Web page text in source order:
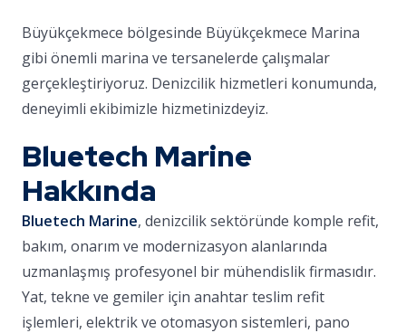
Büyükçekmece bölgesinde Büyükçekmece Marina
gibi önemli marina ve tersanelerde çalışmalar
gerçekleştiriyoruz. Denizcilik hizmetleri konumunda,
deneyimli ekibimizle hizmetinizdeyiz.
Bluetech Marine
Hakkında
Bluetech Marine, denizcilik sektöründe komple refit,
bakım, onarım ve modernizasyon alanlarında
uzmanlaşmış profesyonel bir mühendislik firmasıdır.
Yat, tekne ve gemiler için anahtar teslim refit
işlemleri, elektrik ve otomasyon sistemleri, pano